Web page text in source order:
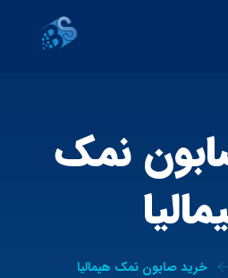
نمک
خرید صابون نمک هیمالیا